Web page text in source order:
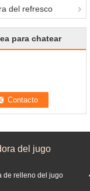
del refresco
para chatear
del jugo
de relleno del jugo